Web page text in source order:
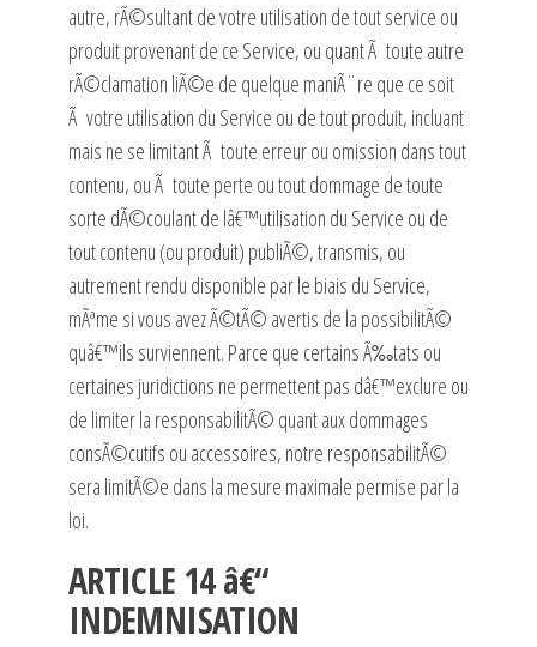
autre, rÃ©sultant de votre utilisation de tout service ou
produit provenant de ce Service, ou quant Ã toute autre
rÃ©clamation liÃ©e de quelque maniÃ¨re que ce soit
Ã votre utilisation du Service ou de tout produit, incluant
mais ne se limitant Ã toute erreur ou omission dans tout
contenu, ou Ã toute perte ou tout dommage de toute
sorte dÃ©coulant de lâ€™utilisation du Service ou de
tout contenu (ou produit) publiÃ©, transmis, ou
autrement rendu disponible par le biais du Service,
mÃªme si vous avez Ã©tÃ© avertis de la possibilitÃ©
quâ€™ils surviennent. Parce que certains Ã‰tats ou
certaines juridictions ne permettent pas dâ€™exclure ou
de limiter la responsabilitÃ© quant aux dommages
consÃ©cutifs ou accessoires, notre responsabilitÃ©
sera limitÃ©e dans la mesure maximale permise par la
loi.
ARTICLE 14 â€“
INDEMNISATION